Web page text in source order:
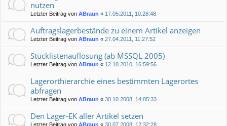
nutzen
Letzter Beitrag von ABraun « 17.05.2011, 10:28:48
Auftragslagerbestände zu einem Artikel anzeigen
Letzter Beitrag von ABraun « 27.04.2011, 11:27:52
Stücklistenauflösung (ab MSSQL 2005)
Letzter Beitrag von ABraun « 12.10.2010, 16:59:56
Lagerorthierarchie eines bestimmten Lagerortes
abfragen
Letzter Beitrag von ABraun « 30.10.2008, 14:05:33
Den Lager-EK aller Artikel setzen
Letzter Beitrag von ABraun « 30.07.2008, 12:32:28